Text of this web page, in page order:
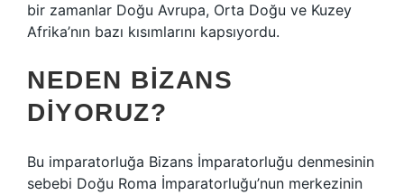
bir zamanlar Doğu Avrupa, Orta Doğu ve Kuzey
Afrika’nın bazı kısımlarını kapsıyordu.
NEDEN BIZANS
DIYORUZ?
Bu imparatorluğa Bizans İmparatorluğu denmesinin
sebebi Doğu Roma İmparatorluğu’nun merkezinin